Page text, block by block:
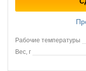
Рабочие температуры
Вес, г